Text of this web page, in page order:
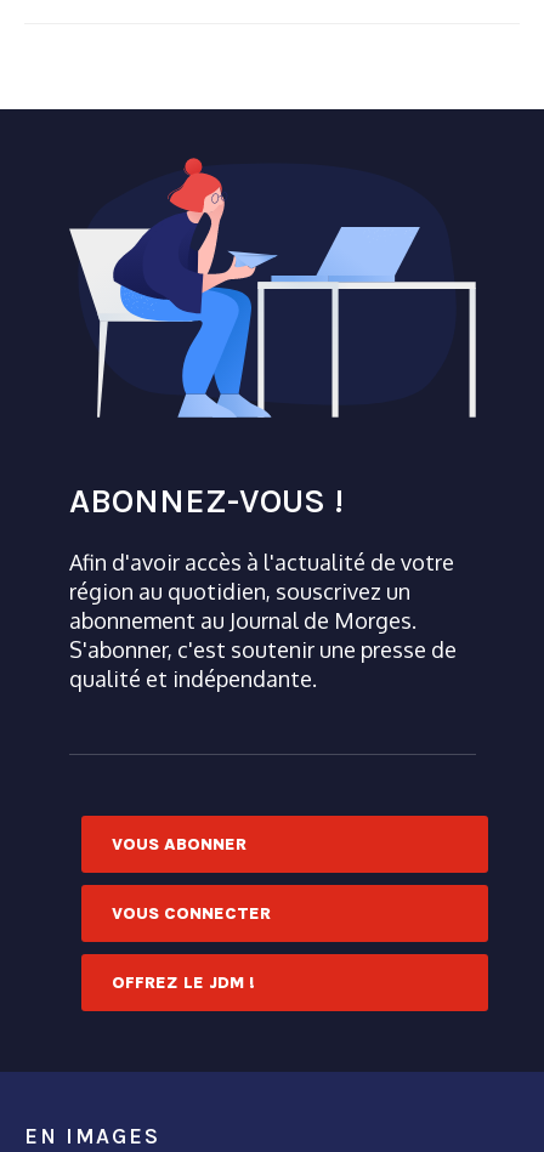
ABONNEZ-VOUS !
Afin d'avoir accès à l'actualité de votre
région au quotidien, souscrivez un
abonnement au Journal de Morges.
S'abonner, c'est soutenir une presse de
qualité et indépendante.
VOUS ABONNER
VOUS CONNECTER
OFFREZ LE JDM !
EN IMAGES